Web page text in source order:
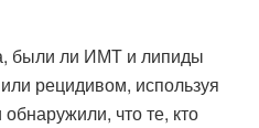
были ли ИМТ и липиды
рецидивом, используя
что те, кто